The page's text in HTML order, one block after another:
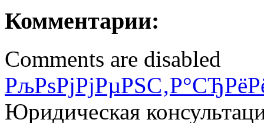
Комментарии:
Comments are disabled
Юридическая